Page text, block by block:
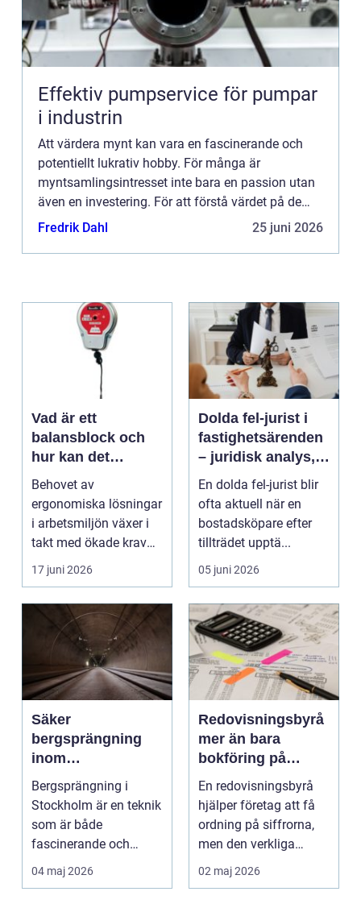
Effektiv pumpservice för pumpar
i industrin
Att värdera mynt kan vara en fascinerande och
potentiellt lukrativ hobby. För många är
myntsamlingsintresset inte bara en passion utan
även en investering. För att förstå värdet på de
mynt som man ...
Fredrik Dahl 25 juni 2026
Vad är ett
balansblock och
hur kan det
förbättra din
industriella
arbetsmiljö?
Behovet av
ergonomiska lösningar
i arbetsmiljön växer i
takt med ökade krav
p&ar...
17 juni 2026
Dolda fel-jurist i
fastighetsärenden
– juridisk analys,
beviskrav och hur
ansvar fördelas
vid bostadsköp
En dolda fel-jurist blir
ofta aktuell när en
bostadsköpare efter
tillträdet upptä...
05 juni 2026
Säker
bergsprängning
inom
byggindustrin
Bergsprängning i
Stockholm är en teknik
som är både
fascinerande och
avgör...
04 maj 2026
Redovisningsbyrå
mer än bara
bokföring på
autopilot
En redovisningsbyrå
hjälper företag att få
ordning på siffrorna,
men den verkliga
styrkan ligger i a...
02 maj 2026